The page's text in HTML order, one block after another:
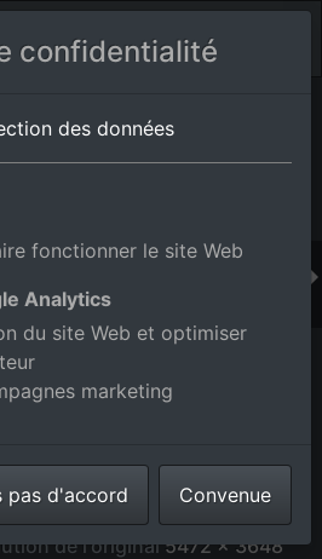
en Bade-Wurtemberg,Allemagne
le département Bade-
prise le31/05/2015numéro
de l'original5472 x 3648
confidentialité
des données
fonctionner le site Web
Analytics
du site Web et optimiser
marketing
pas d'accord Convenue